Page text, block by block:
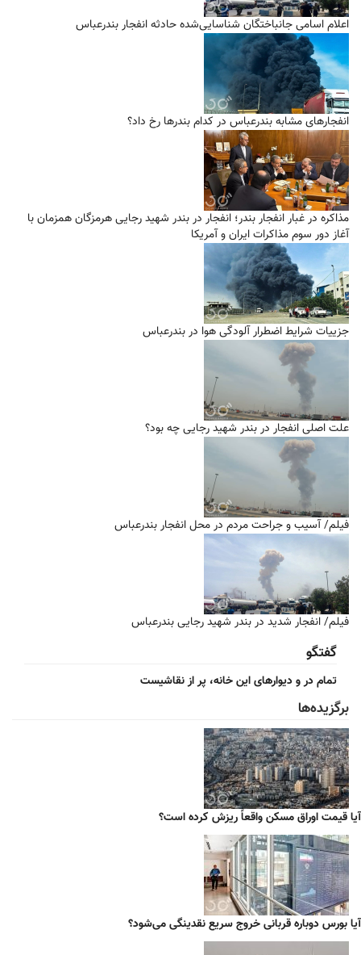
اعلام اسامی جانباختگان شناسایی‌شده حادثه انفجار بندرعباس
انفجار‌های مشابه بندرعباس در کدام بندر‌ها رخ داد؟
مذاکره در غبار انفجار بندر؛ انفجار در بندر شهید رجایی هرمزگان همزمان با
آغاز دور سوم مذاکرات ایران و آمریکا
جزییات شرایط اضطرار آلودگی هوا در بندرعباس
علت اصلی انفجار در بندر شهید رجایی چه بود؟
فیلم/ آسیب و جراحت مردم در محل انفجار بندرعباس
فیلم/ انفجار شدید در بندر شهید رجایی بندرعباس
گفتگو
تمام در و دیوارهای این خانه، پر از نقاشیست
برگزیده‌ها
آیا قیمت اوراق مسکن واقعاً ریزش کرده است؟
آیا بورس دوباره قربانی خروج سریع نقدینگی می‌شود؟